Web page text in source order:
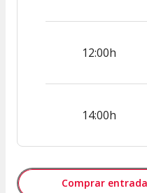
12:00h
14:00h
Comprar